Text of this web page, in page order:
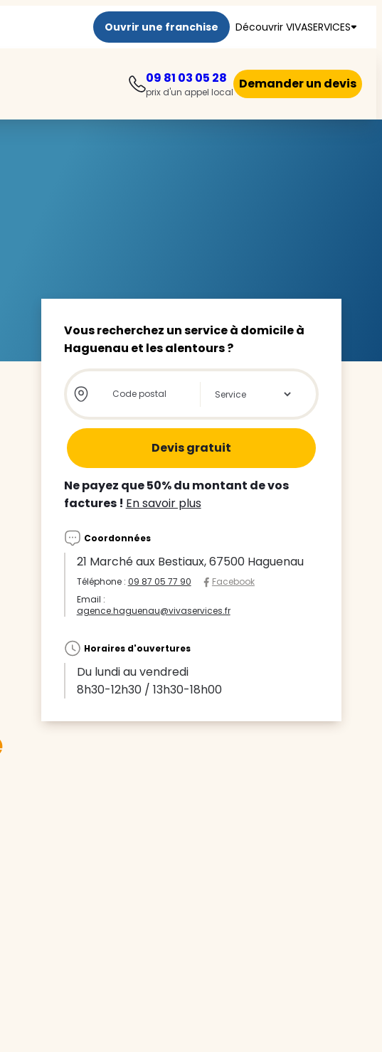
Ouvrir une franchise Découvrir VIVASERVICES
09 81 03 05 28
prix d'un appel local
Demander un devis
le
vous
de votre enfant
intervenants à
mon agence
Vous recherchez un service à domicile à
Haguenau et les alentours ?
Store locator global - Autocompletion
Rechercher
Ne payez que 50% du montant de vos
factures ! En savoir plus
Coordonnées
21 Marché aux Bestiaux, 67500 Haguenau
Téléphone : 09 87 05 77 90
Facebook
Email :
agence.haguenau@vivaservices.fr
Horaires d'ouvertures
Du lundi au vendredi
8h30-12h30 / 13h30-18h00